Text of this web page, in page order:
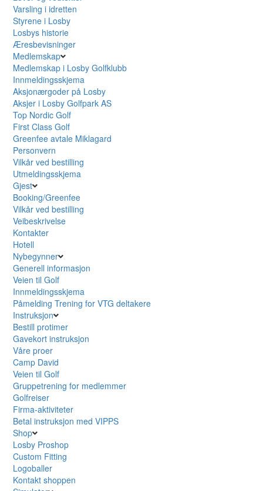
Varsling i idretten
Styrene i Losby
Losbys historie
Æresbevisninger
Medlemskap
Medlemskap i Losby Golfklubb
Innmeldingsskjema
Aksjonærgoder på Losby
Aksjer i Losby Golfpark AS
Top Nordic Golf
First Class Golf
Greenfee avtale Miklagard
Personvern
Vilkår ved bestilling
Utmeldingsskjema
Gjest
Booking/Greenfee
Vilkår ved bestilling
Veibeskrivelse
Kontakter
Hotell
Nybegynner
Generell informasjon
Veien til Golf
Innmeldingsskjema
Påmelding Trening for VTG deltakere
Instruksjon
Bestill protimer
Gavekort instruksjon
Våre proer
Camp David
Veien til Golf
Gruppetrening for medlemmer
Golfreiser
Firma-aktiviteter
Betal instruksjon med VIPPS
Shop
Losby Proshop
Custom Fitting
Logoballer
Kontakt shoppen